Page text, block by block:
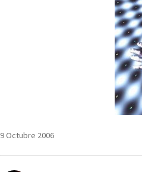
9 Octubre 2006